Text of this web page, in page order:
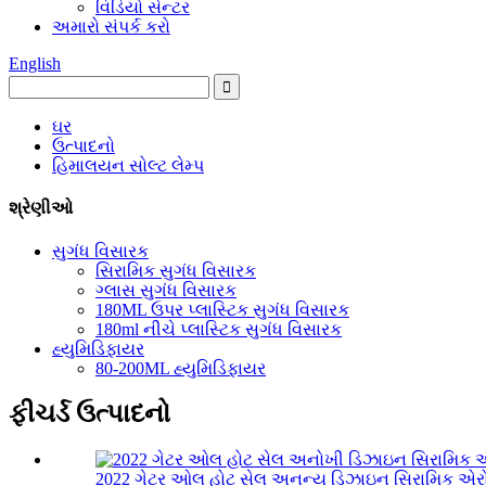
વિડિયો સેન્ટર
અમારો સંપર્ક કરો
English
ઘર
ઉત્પાદનો
હિમાલયન સોલ્ટ લેમ્પ
શ્રેણીઓ
સુગંધ વિસારક
સિરામિક સુગંધ વિસારક
ગ્લાસ સુગંધ વિસારક
180ML ઉપર પ્લાસ્ટિક સુગંધ વિસારક
180ml નીચે પ્લાસ્ટિક સુગંધ વિસારક
હ્યુમિડિફાયર
80-200ML હ્યુમિડિફાયર
ફીચર્ડ ઉત્પાદનો
2022 ગેટર ઓલ હોટ સેલ અનન્ય ડિઝાઇન સિરામિક